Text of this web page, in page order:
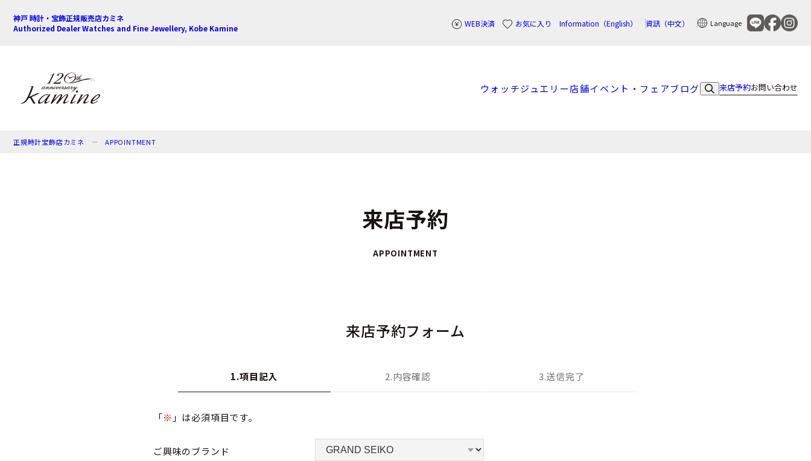
神戸 時計・宝飾正規販売店カミネ
Authorized Dealer Watches and Fine Jewellery, Kobe Kamine
WEB決済 お気に入り Information（English） 資訊（中文） Language
ウォッチジュエリー店舗イベント・フェアブログ 来店予約お問い合わせ
正規時計宝飾店カミネ APPOINTMENT
来店予約
APPOINTMENT
来店予約フォーム
1.項目記入 2.内容確認 3.送信完了
「※ 」は必須項目です。
ご興味のブランド